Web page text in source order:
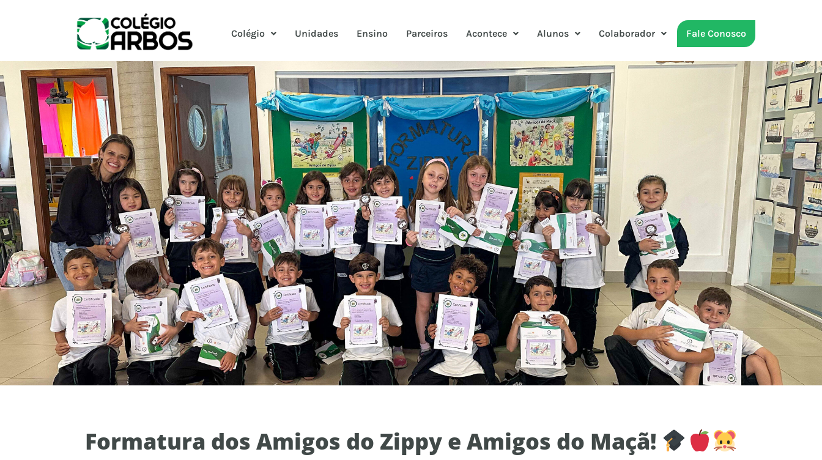
Colégio Unidades Ensino Parceiros Acontece Alunos Colaborador Fale Conosco
Formatura dos Amigos do Zippy e Amigos do Maçã!